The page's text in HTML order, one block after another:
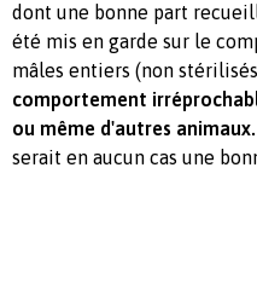
dont une bonne part
été mis en garde sur le
mâles entiers (non
comportement
ou même d'autres animaux.
serait en aucun cas une